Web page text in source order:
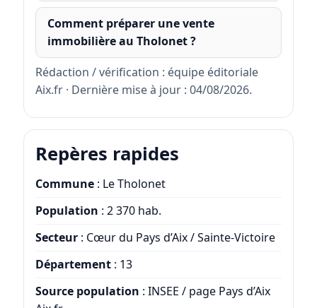
Comment préparer une vente
immobilière au Tholonet ?
Rédaction / vérification : équipe éditoriale
Aix.fr · Dernière mise à jour : 04/08/2026.
Repères rapides
Commune: Le Tholonet
Population : 2 370 hab.
Secteur: Cœur du Pays d’Aix / Sainte-Victoire
Département: 13
Source population : INSEE / page Pays d’Aix